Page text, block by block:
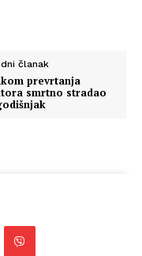
članak
prevrtanja
smrtno stradao